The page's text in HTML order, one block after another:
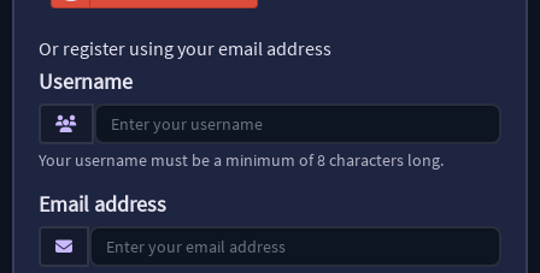
Or register using your email address
Username
Your username must be a minimum of 8 characters long.
Email address